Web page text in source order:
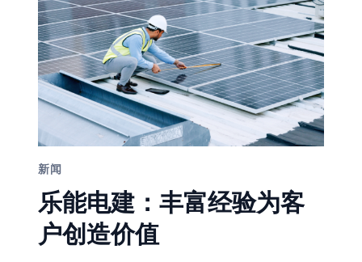
新闻
乐能电建：丰富经验为客
户创造价值